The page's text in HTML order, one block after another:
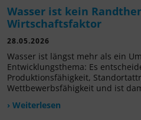
Wasser ist kein
Wirtschaftsfaktor
28.05.2026
Wasser ist längst mehr als ein
Entwicklungsthema: Es
Produktionsfähigkeit,
Wettbewerbsfähigkeit und ist
› Weiterlesen